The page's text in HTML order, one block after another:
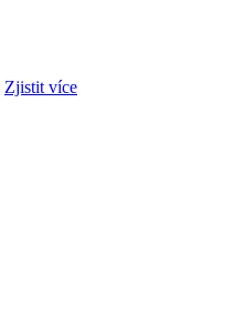
Zjistit více